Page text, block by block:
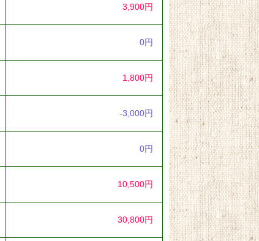
3,900円
0円
1,800円
-3,000円
0円
10,500円
30,800円